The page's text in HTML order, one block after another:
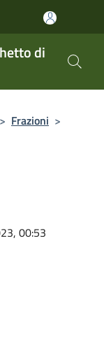
di
> Frazioni >
00:53